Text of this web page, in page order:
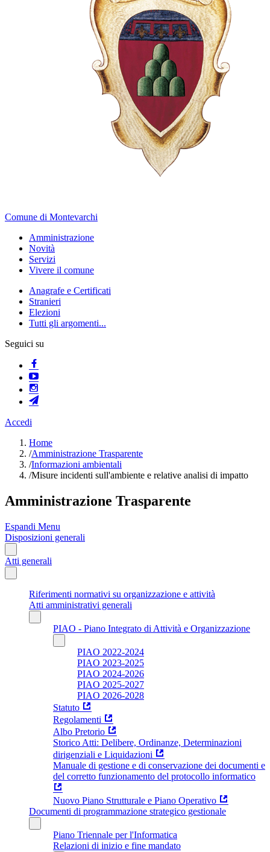
Comune di Montevarchi
Amministrazione
Novità
Servizi
Vivere il comune
Anagrafe e Certificati
Stranieri
Elezioni
Tutti gli argomenti...
Seguici su
Accedi
Home
/Amministrazione Trasparente
/Informazioni ambientali
/Misure incidenti sull'ambiente e relative analisi di impatto
Amministrazione Trasparente
Espandi Menu
Disposizioni generali
Atti generali
Riferimenti normativi su organizzazione e attività
Atti amministrativi generali
PIAO - Piano Integrato di Attività e Organizzazione
PIAO 2022-2024
PIAO 2023-2025
PIAO 2024-2026
PIAO 2025-2027
PIAO 2026-2028
Statuto
Regolamenti
Albo Pretorio
Storico Atti: Delibere, Ordinanze, Determinazioni
dirigenziali e Liquidazioni
Manuale di gestione e di conservazione dei documenti e
del corretto funzionamento del protocollo informatico
Nuovo Piano Strutturale e Piano Operativo
Documenti di programmazione strategico gestionale
Piano Triennale per l'Informatica
Relazioni di inizio e fine mandato